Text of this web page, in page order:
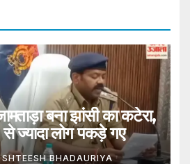
बना झांसी का कटेरा,
ज्यादा लोग पकड़े गए
SHTEESH BHADAURIYA